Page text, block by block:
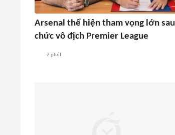
Arsenal thể hiện tham vọng lớn sau
chức vô địch Premier League
7 phút